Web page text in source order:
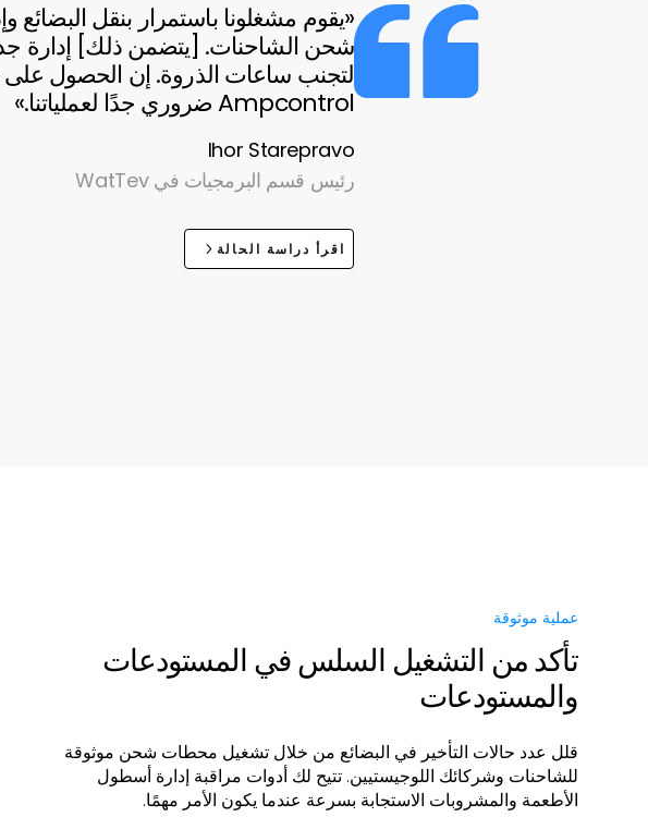
«يقوم مشغلونا باستمرار بنقل البضائع
شحن الشاحنات. [يتضمن ذلك] إدارة
لتجنب ساعات الذروة. إن الحصول
Ampcontrol ضروري جدًا لعملياتنا.»
Ihor Starepravo
رئيس قسم البرمجيات في WatTev
اقرأ دراسة الحالة
عملية موثوقة
تأكد من التشغيل السلس في المستودعات
والمستودعات
قلل عدد حالات التأخير في البضائع من خلال تشغيل محطات شحن موثوقة
للشاحنات وشركائك اللوجيستيين. تتيح لك أدوات مراقبة إدارة أسطول
الأطعمة والمشروبات الاستجابة بسرعة عندما يكون الأمر مهمًا.